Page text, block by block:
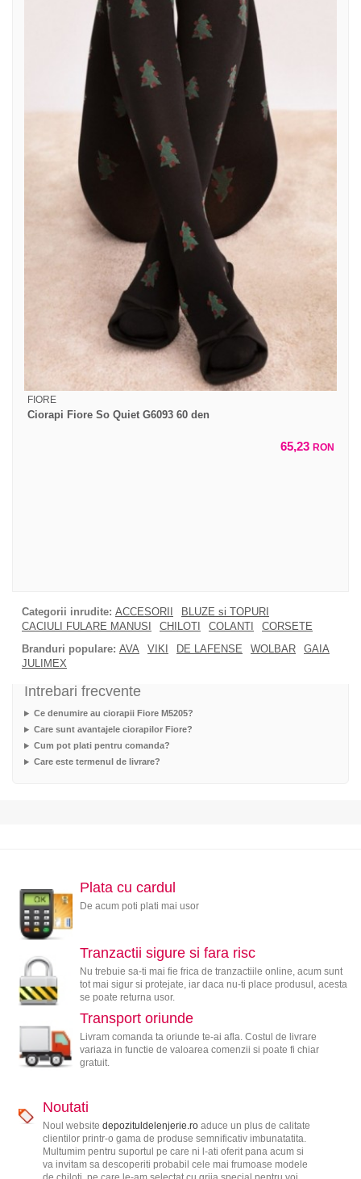
FIORE
Ciorapi Fiore So Quiet G6093 60 den
65,23 RON
Categorii inrudite: ACCESORII
BLUZE si TOPURI
CACIULI FULARE MANUSI
CHILOTI COLANTI
CORSETE
Branduri populare: AVA VIKI DE LAFENSE WOLBAR
GAIA
JULIMEX
Intrebari frecvente
Ce denumire au ciorapii Fiore M5205?
Care sunt avantajele ciorapilor Fiore?
Cum pot plati pentru comanda?
Care este termenul de livrare?
Plata cu cardul
De acum poti plati mai usor
Tranzactii sigure si fara risc
Nu trebuie sa-ti mai fie frica de tranzactiile online, acum sunt
tot mai sigur si protejate, iar daca nu-ti place produsul, acesta
se poate returna usor.
Transport oriunde
Livram comanda ta oriunde te-ai afla. Costul de livrare
variaza in functie de valoarea comenzii si poate fi chiar
gratuit.
Noutati
Noul website depozituldelenjerie.roaduce un plus de calitate
clientilor printr-o gama de produse semnificativ imbunatatita.
Multumim pentru suportul pe care ni l-ati oferit pana acum si
va invitam sa descoperiti probabil cele mai frumoase modele